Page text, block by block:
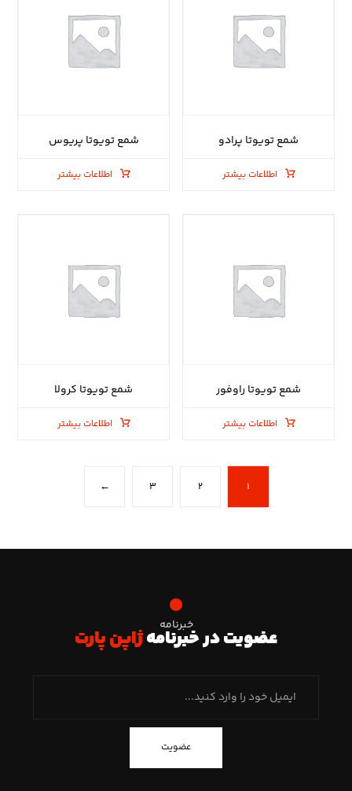
شمع تویوتا پرادو
اطلاعات بیشتر
شمع تویوتا پریوس
اطلاعات بیشتر
شمع تویوتا راوفور
اطلاعات بیشتر
شمع تویوتا کرولا
اطلاعات بیشتر
۱ ۲ ۳ ←
خبرنامه
عضویت در خبرنامهژاپن پارت
عضویت